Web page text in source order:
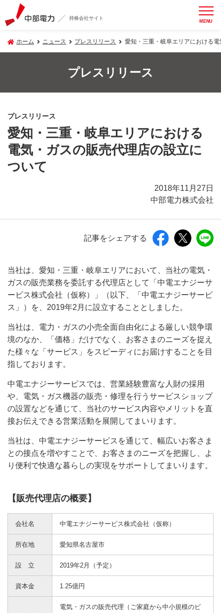
持株会社サイト MENU
ホーム ニュース プレスリリース 愛知・三重・岐阜エリアにおける
プレスリリース
プレスリリース
愛知・三重・岐阜エリアにおける
電気・ガスの販売代理店の設立に
ついて
2018年11月27日
中部電力株式会社
記事をシェアする
当社は、愛知・三重・岐阜エリアにおいて、当社の電気・
ガスの販売業務を委託する代理店として「中電エナジーサ
ービス株式会社（仮称）」（以下、「中電エナジーサービ
ス」）を、2019年2月に設立することとしました。
当社は、電力・ガスの小売全面自由化による厳しい競争環
境のなか、「価格」だけでなく、お客さまのニーズを捉え
た様々な「サービス」をスピーディにお届けすることを目
指しております。
中電エナジーサービスでは、営業経験豊富な人財の採用
や、電気・ガス機器の販売・修理を行うサービスショップ
の設置などを通じて、当社のサービス内容やメリットを直
接お伝えできる営業活動を展開してまいります。
当社は、中電エナジーサービスを通じて、幅広いお客さま
との接点を増やすことで、お客さまのニーズを把握し、よ
り便利で快適な暮らしの実現をサポートしてまいります。
【販売代理店の概要】
会社名 中電エナジーサービス株式会社（仮称）
所在地 愛知県名古屋市
設 立 2019年2月（予定）
資本金 1.25億円
電気・ガスの販売代理（ご家庭から中小規模のビ